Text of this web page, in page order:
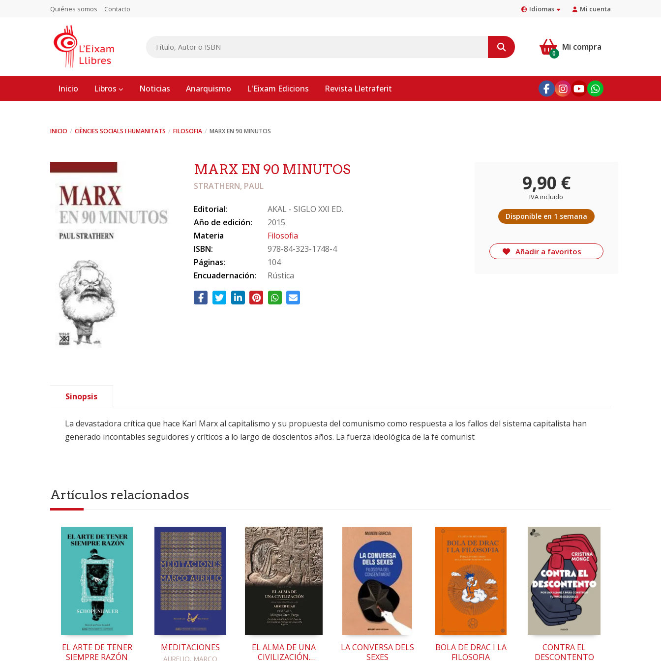
Quiénes somos Contacto Idiomas Mi cuenta
Mi compra
0
Inicio Libros Noticias Anarquismo L'Eixam Edicions Revista Lletraferit
INICIO CIÈNCIES SOCIALS I HUMANITATS FILOSOFIA MARX EN 90 MINUTOS
MARX EN 90 MINUTOS
STRATHERN, PAUL
Editorial:
AKAL - SIGLO XXI ED.
Año de edición:
2015
Materia
Filosofia
ISBN:
978-84-323-1748-4
Páginas:
104
Encuadernación:
Rústica
9,90 €
IVA incluido
Disponible en 1 semana
Añadir a favoritos
Sinopsis
La devastadora crítica que hace Karl Marx al capitalismo y su propuesta del comunismo como respuesta a los fallos del sistema capitalista han
generado incontables seguidores y críticos a lo largo de doscientos años. La fuerza ideológica de la fe comunist
Artículos relacionados
EL ARTE DE TENER
SIEMPRE RAZÓN
MEDITACIONES
AURELIO, MARCO
EL ALMA DE UNA
CIVILIZACIÓN.
LA CONVERSA DELS
SEXES
BOLA DE DRAC I LA
FILOSOFIA
CONTRA EL
DESCONTENTO